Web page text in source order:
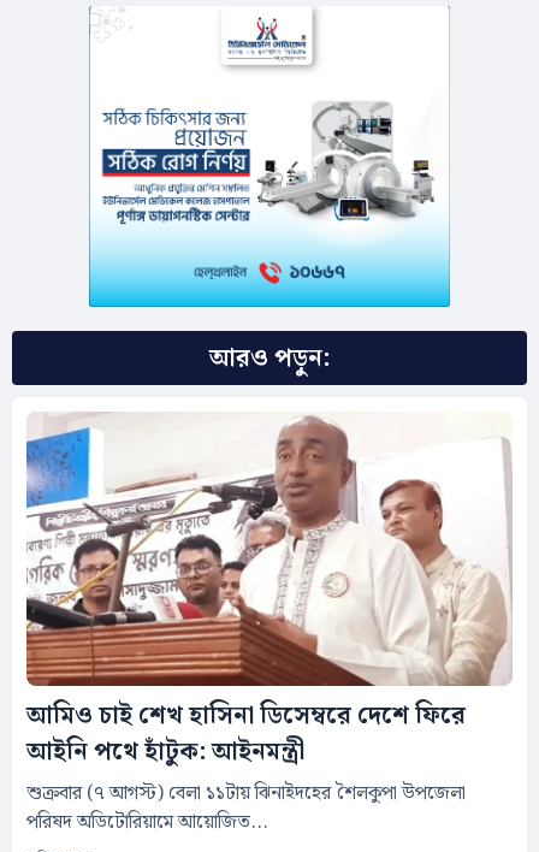
আরও পড়ুন:
আমিও চাই শেখ হাসিনা ডিসেম্বরে দেশে ফিরে
আইনি পথে হাঁটুক: আইনমন্ত্রী
শুক্রবার (৭ আগস্ট) বেলা ১১টায় ঝিনাইদহের শৈলকুপা উপজেলা
পরিষদ অডিটোরিয়ামে আয়োজিত...